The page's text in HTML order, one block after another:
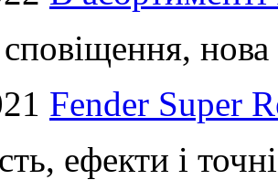
Fender Super
ефекти і